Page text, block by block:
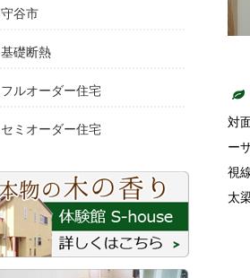
対
ー
視
太
守谷市
基礎断熱
フルオーダー住宅
セミオーダー住宅